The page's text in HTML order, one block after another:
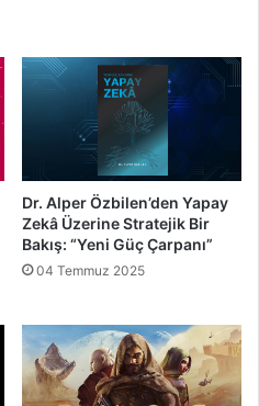
Dr. Alper Özbilen’den Yapay
Zekâ Üzerine Stratejik Bir
Bakış: “Yeni Güç Çarpanı”
04 Temmuz 2025